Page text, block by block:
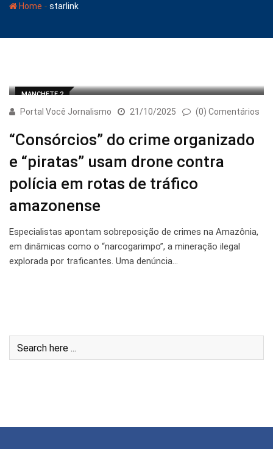
Home - starlink
MANCHETE 2
Portal Você Jornalismo 21/10/2025 (0) Comentários
“Consórcios” do crime organizado
e “piratas” usam drone contra
polícia em rotas de tráfico
amazonense
Especialistas apontam sobreposição de crimes na Amazônia,
em dinâmicas como o “narcogarimpo”, a mineração ilegal
explorada por traficantes. Uma denúncia…